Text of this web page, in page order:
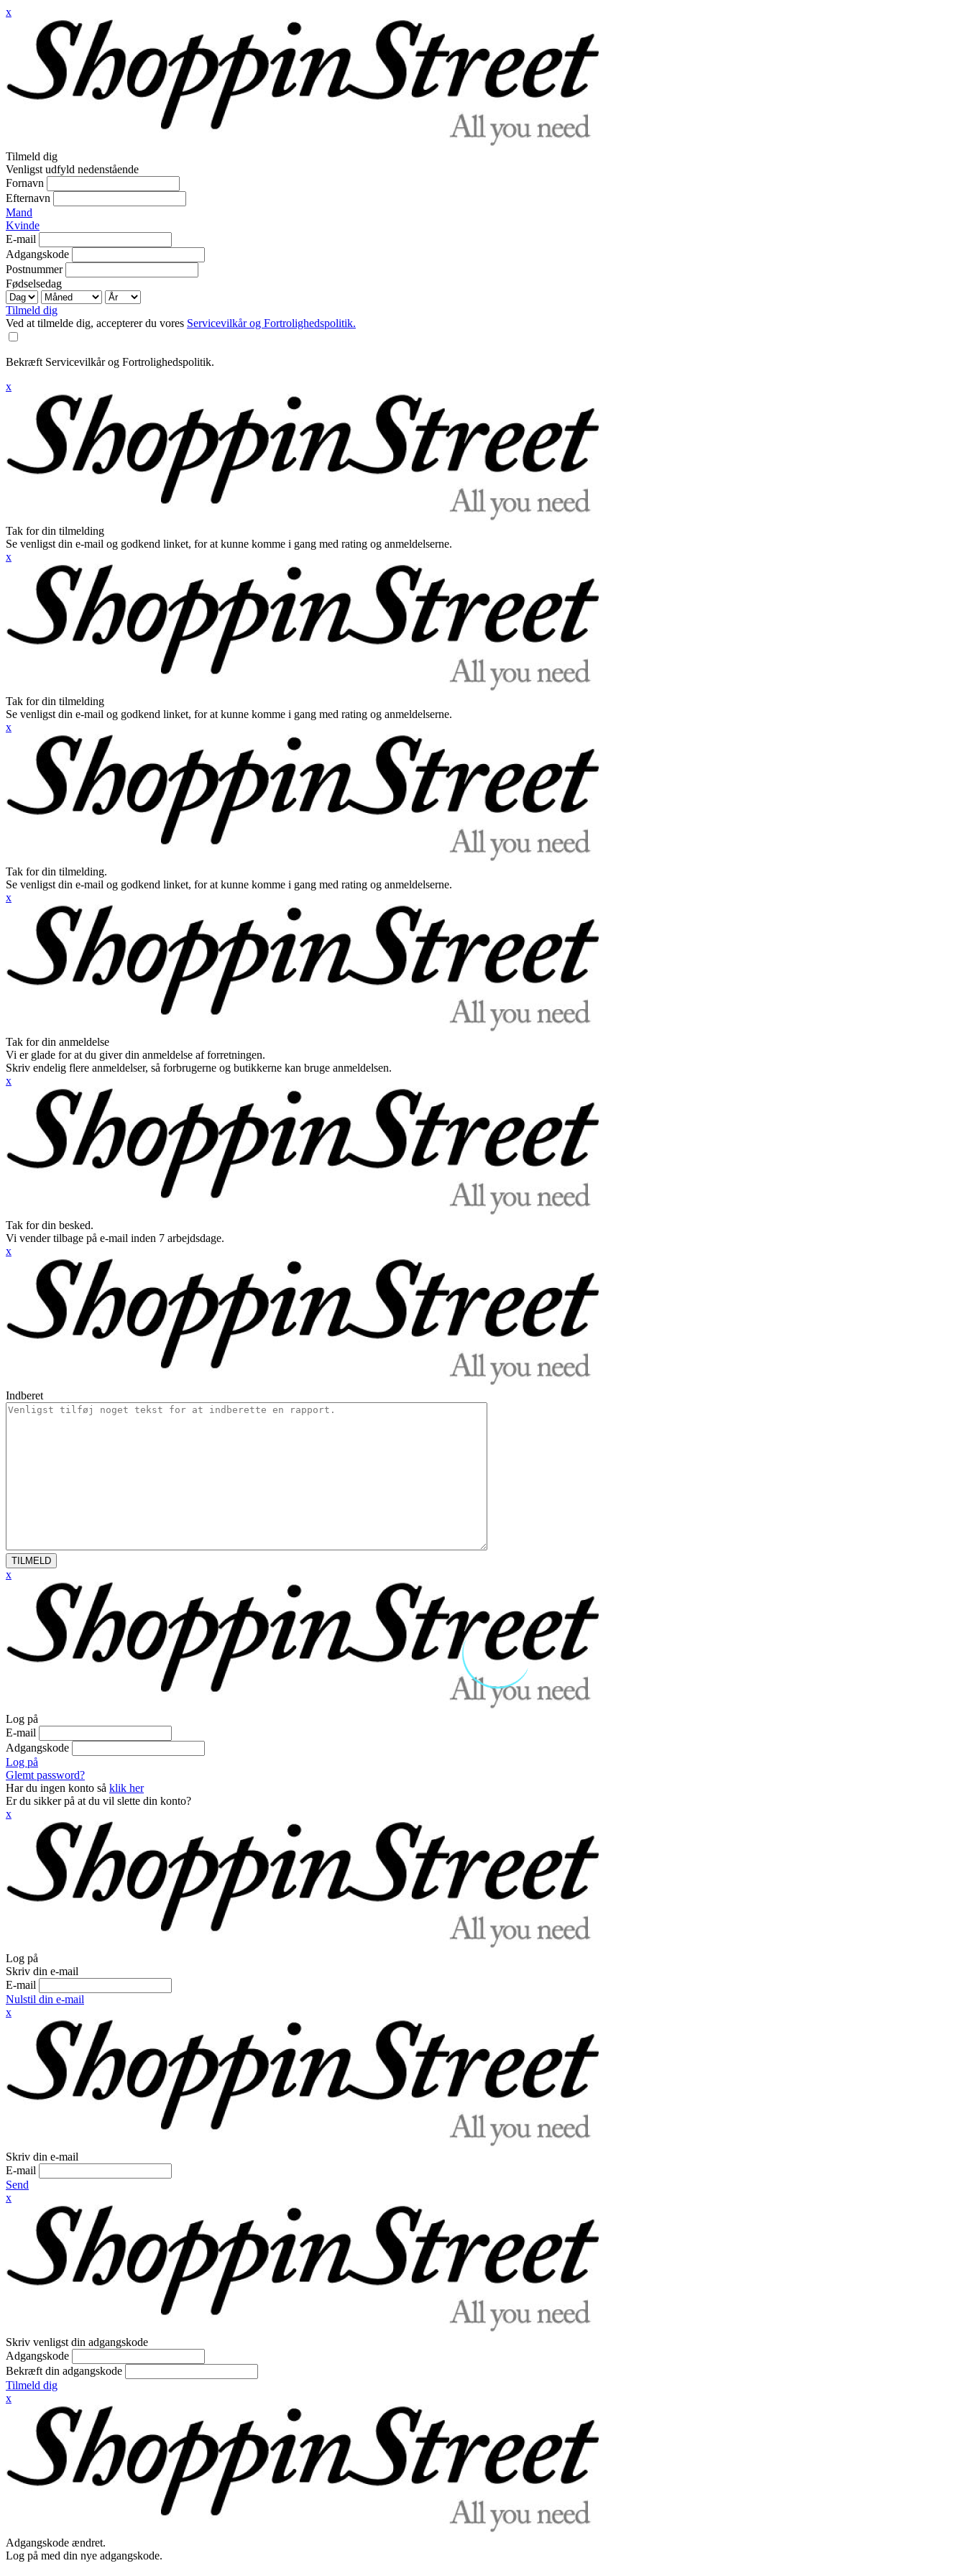
x
Tilmeld dig
Venligst udfyld nedenstående
Fornavn
Efternavn
Mand
Kvinde
E-mail
Adgangskode
Postnummer
Fødselsedag
Tilmeld dig
Ved at tilmelde dig, accepterer du vores Servicevilkår og Fortrolighedspolitik.
Bekræft Servicevilkår og Fortrolighedspolitik.
x
Tak for din tilmelding
Se venligst din e-mail og godkend linket, for at kunne komme i gang med rating og anmeldelserne.
x
Tak for din tilmelding
Se venligst din e-mail og godkend linket, for at kunne komme i gang med rating og anmeldelserne.
x
Tak for din tilmelding.
Se venligst din e-mail og godkend linket, for at kunne komme i gang med rating og anmeldelserne.
x
Tak for din anmeldelse
Vi er glade for at du giver din anmeldelse af forretningen.
Skriv endelig flere anmeldelser, så forbrugerne og butikkerne kan bruge anmeldelsen.
x
Tak for din besked.
Vi vender tilbage på e-mail inden 7 arbejdsdage.
x
Indberet
TILMELD
x
Log på
E-mail
Adgangskode
Log på
Glemt password?
Har du ingen konto så klik her
Er du sikker på at du vil slette din konto?
x
Log på
Skriv din e-mail
E-mail
Nulstil din e-mail
x
Skriv din e-mail
E-mail
Send
x
Skriv venligst din adgangskode
Adgangskode
Bekræft din adgangskode
Tilmeld dig
x
Adgangskode ændret.
Log på med din nye adgangskode.